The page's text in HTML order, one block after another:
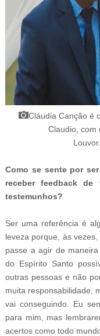
Cláudia Canção é
Claudio, com
Louvor.
Como se sente por
receber feedback
testemunhos?
Ser uma referência é
leveza porque, às
passe a agir de
do Espírito Santo
outras pessoas e não
muita responsabilidade,
vai conseguindo. Eu
para mim, mas
acertos como todo